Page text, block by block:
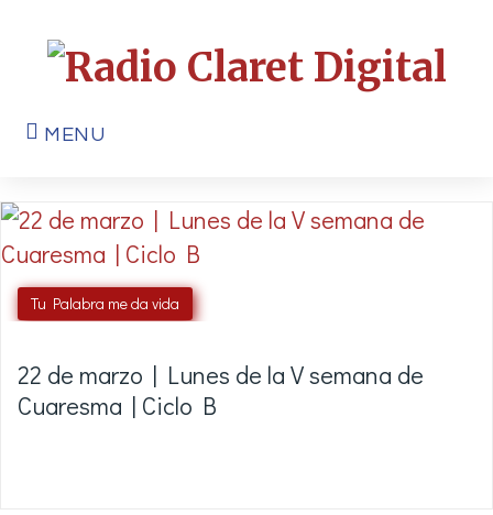
MENU
Tu Palabra me da vida
22 de marzo | Lunes de la V semana de
Cuaresma | Ciclo B